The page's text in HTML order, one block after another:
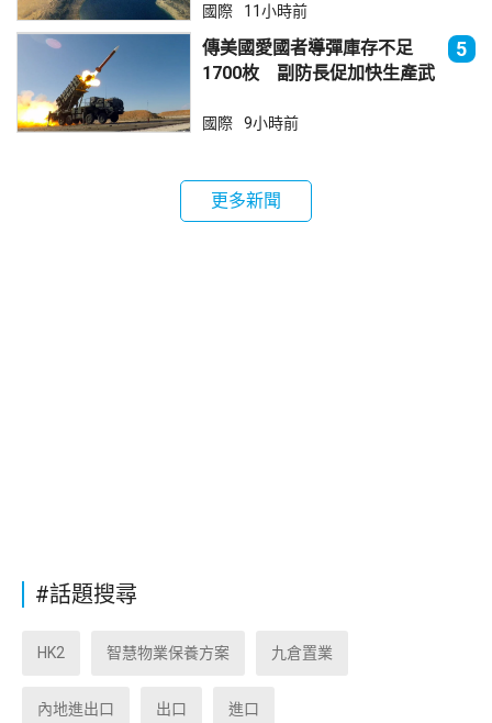
國際 11小時前
傳美國愛國者導彈庫存不足
1700枚 副防長促加快生產武
5
國際 9小時前
更多新聞
#話題搜尋
HK2 智慧物業保養方案 九倉置業
內地進出口 出口 進口